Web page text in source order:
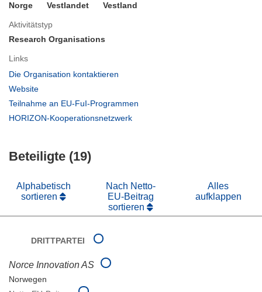
Norge
Vestlandet Vestland
Aktivitätstyp
Research Organisations
Links
Die Organisation kontaktieren
Website
in
neuem
Fenster)
Teilnahme an EU-FuI-Programmen
HORIZON-Kooperationsnetzwerk
Beteiligte (19)
Alphabetisch
sortieren
Nach Netto-
EU-Beitrag
sortieren
Alles
aufklappen
DRITTPARTEI
Norce Innovation AS
Norwegen